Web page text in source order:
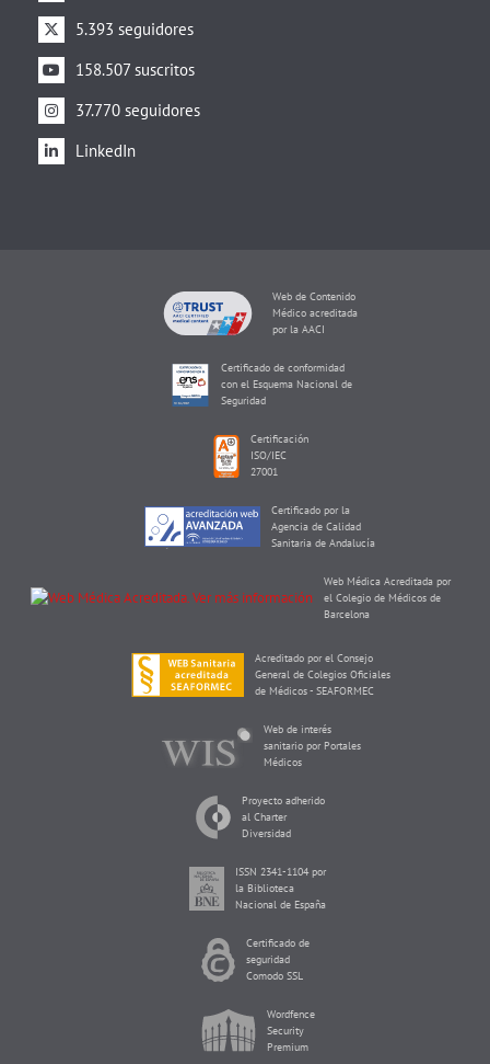
5.393 seguidores
158.507 suscritos
37.770 seguidores
LinkedIn
Web de Contenido
Médico acreditada
por la AACI
Certificado de conformidad
con el Esquema Nacional de
Seguridad
Certificación
ISO/IEC
27001
Certificado por la
Agencia de Calidad
Sanitaria de Andalucía
Web Médica Acreditada por
el Colegio de Médicos de
Barcelona
Acreditado por el Consejo
General de Colegios Oficiales
de Médicos - SEAFORMEC
Web de interés
sanitario por Portales
Médicos
Proyecto adherido
al Charter
Diversidad
ISSN 2341-1104 por
la Biblioteca
Nacional de España
Certificado de
seguridad
Comodo SSL
Wordfence
Security
Premium